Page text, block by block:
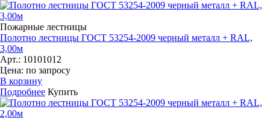
Пожарные лестницы
Полотно лестницы ГОСТ 53254-2009 черный металл + RAL,
3,00м
Арт.: 10101012
Цена: по запросу
В корзину
Подробнее Купить